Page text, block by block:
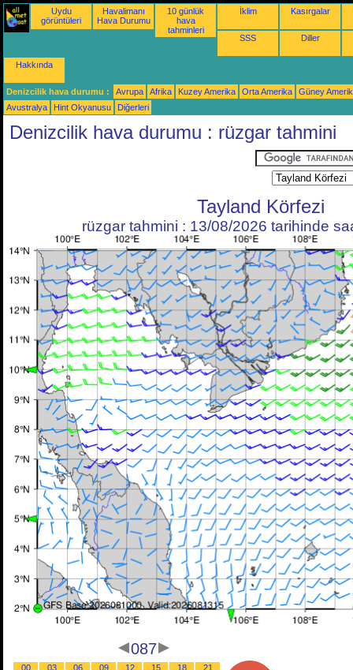
Uydu
görüntüleri
Havalimanı
Hava Durumu
10 günlük
hava
tahminleri
İklim Kasırgalar
SSS Diller
Hakkında
Denizcilik hava durumu : Avrupa Afrika Kuzey Amerika Orta Amerika
Güney
Avustralya
Hint Okyanusu Diğerleri
Denizcilik hava durumu : rüzgar tahmini
Tayland Körfezi
rüzgar tahmini : 13/08/2026 tarihinde
087
00 03 06 09 12 15 18
21